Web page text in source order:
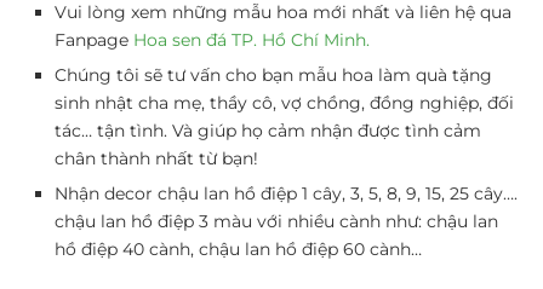
Vui lòng xem những mẫu hoa mới nhất và liên hệ qua
Fanpage Hoa sen đá TP. Hồ Chí Minh.
Chúng tôi sẽ tư vấn cho bạn mẫu hoa làm quà tặng
sinh nhật cha mẹ, thầy cô, vợ chồng, đồng nghiệp, đối
tác… tận tình. Và giúp họ cảm nhận được tình cảm
chân thành nhất từ bạn!
Nhận decor chậu lan hồ điệp 1 cây, 3, 5, 8, 9, 15, 25 cây….
chậu lan hồ điệp 3 màu với nhiều cành như: chậu lan
hồ điệp 40 cành, chậu lan hồ điệp 60 cành…